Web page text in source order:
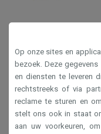
Op onze sites en
bezoek. Deze
en diensten te leveren
rechtstreeks of via
reclame te sturen en
stelt ons ook in staat
aan uw voorkeuren,